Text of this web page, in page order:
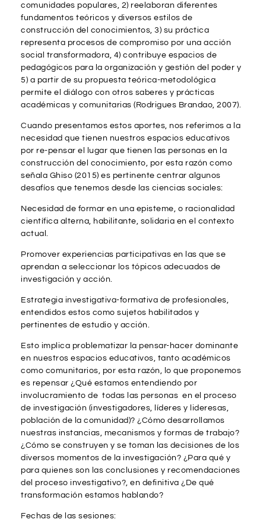
comunidades populares, 2) reelaboran diferentes
fundamentos teóricos y diversos estilos de
construcción del conocimientos, 3) su práctica
representa procesos de compromiso por una acción
social transformadora, 4) contribuye espacios de
pedagógicos para la organización y gestión del poder y
5) a partir de su propuesta teórica-metodológica
permite el diálogo con otros saberes y prácticas
académicas y comunitarias (Rodrigues Brandao, 2007).
Cuando presentamos estos aportes, nos referimos a la
necesidad que tienen nuestros espacios educativos
por re-pensar el lugar que tienen las personas en la
construcción del conocimiento, por esta razón como
señala Ghiso (2015) es pertinente centrar algunos
desafíos que tenemos desde las ciencias sociales:
Necesidad de formar en una episteme, o racionalidad
científica alterna, habilitante, solidaria en el contexto
actual.
Promover experiencias participativas en las que se
aprendan a seleccionar los tópicos adecuados de
investigación y acción.
Estrategia investigativa-formativa de profesionales,
entendidos estos como sujetos habilitados y
pertinentes de estudio y acción.
Esto implica problematizar la pensar-hacer dominante
en nuestros espacios educativos, tanto académicos
como comunitarios, por esta razón, lo que proponemos
es repensar ¿Qué estamos entendiendo por
involucramiento de todas las personas en el proceso
de investigación (investigadores, líderes y lideresas,
población de la comunidad)? ¿Cómo desarrollamos
nuestras instancias, mecanismos y formas de trabajo?
¿Cómo se construyen y se toman las decisiones de los
diversos momentos de la investigación? ¿Para qué y
para quienes son las conclusiones y recomendaciones
del proceso investigativo?, en definitiva ¿De qué
transformación estamos hablando?
Fechas de las sesiones: